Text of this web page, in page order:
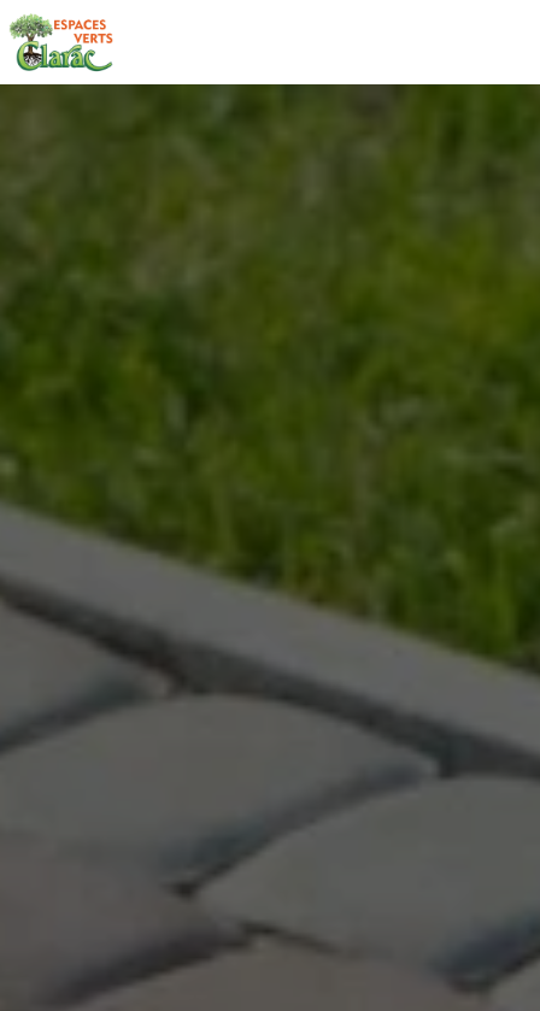
Panneau de gestion des cookies